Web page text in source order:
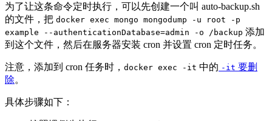
为了让这条命令定时执行，可以先创建一个叫 auto-backup.sh
的文件，把 docker exec mongo mongodump -u root -p
example --authenticationDatabase=admin -o /backup 添加
到这个文件，然后在服务器安装 cron 并设置 cron 定时任务。
注意，添加到 cron 任务时， docker exec -it 中的 -it 要删
除。
具体步骤如下：